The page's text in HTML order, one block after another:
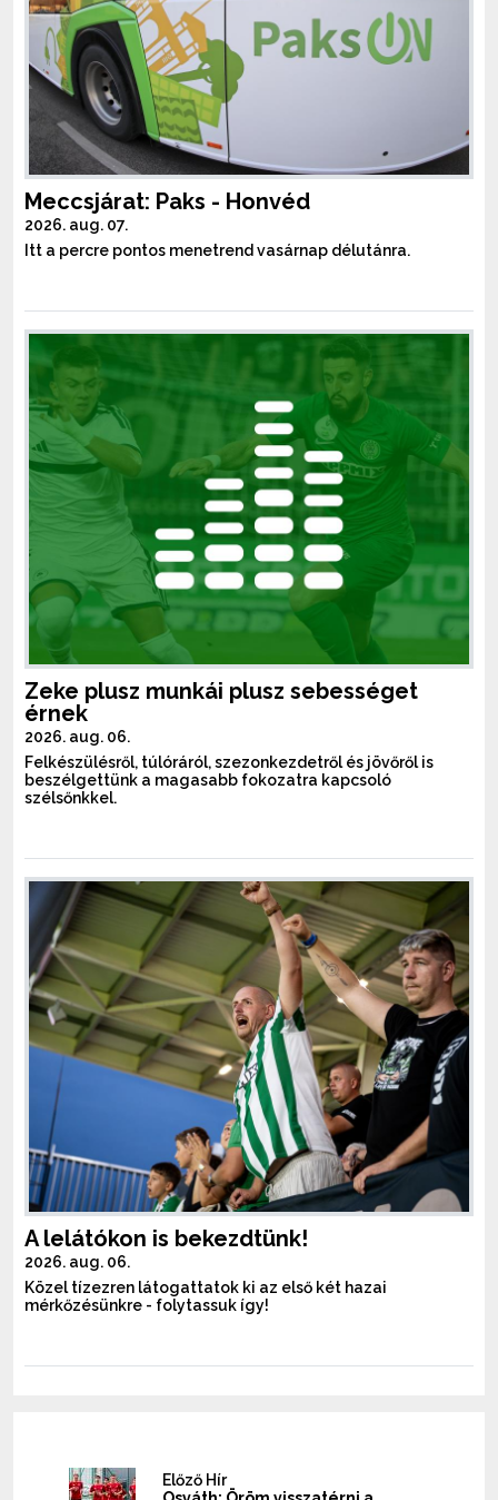
Meccsjárat: Paks - Honvéd
2026. aug. 07.
Itt a percre pontos menetrend vasárnap délutánra.
Zeke plusz munkái plusz sebességet
érnek
2026. aug. 06.
Felkészülésről, túlóráról, szezonkezdetről és jövőről is
beszélgettünk a magasabb fokozatra kapcsoló
szélsőnkkel.
A lelátókon is bekezdtünk!
2026. aug. 06.
Közel tízezren látogattatok ki az első két hazai
mérkőzésünkre - folytassuk így!
Előző Hír